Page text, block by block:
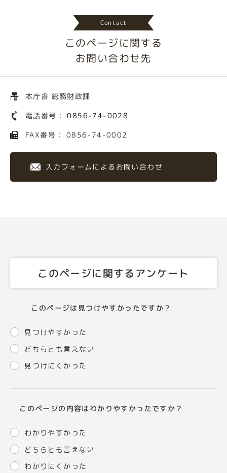
Contact
このページに関する
お問い合わせ先
本庁舎 総務財政課
電話番号：0856-74-0028
FAX番号： 0856-74-0002
入力フォームによるお問い合わせ
このページに関するアンケート
このページは見つけやすかったですか？
見つけやすかった
どちらとも言えない
見つけにくかった
このページの内容はわかりやすかったですか？
わかりやすかった
どちらとも言えない
わかりにくかった